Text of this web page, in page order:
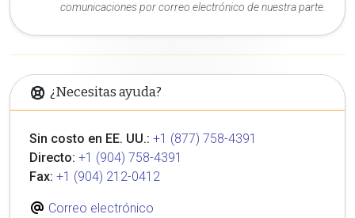
comunicaciones por correo electrónico de nuestra parte.
¿Necesitas ayuda?
Sin costo en EE. UU.: +1 (877) 758-4391
Directo: +1 (904) 758-4391
Fax: +1 (904) 212-0412
Correo electrónico